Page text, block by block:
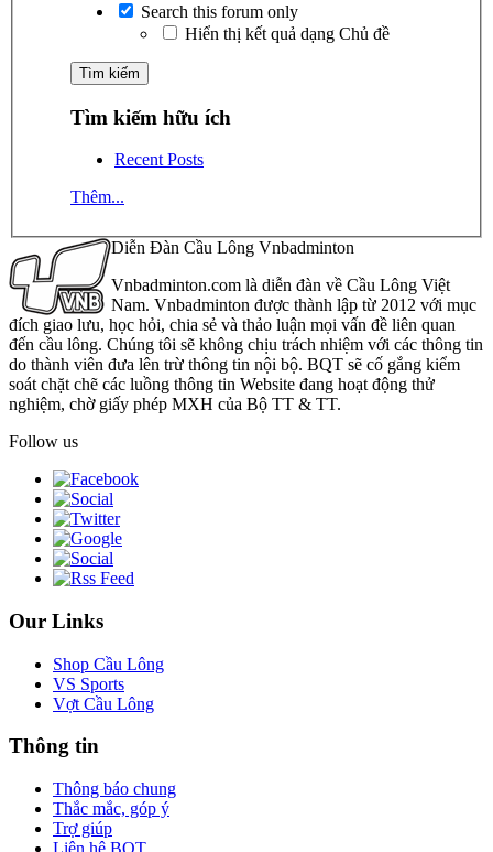
Search this forum only
Hiển thị kết quả dạng Chủ đề
Tìm kiếm hữu ích
Recent Posts
Thêm...
Diễn Đàn Cầu Lông Vnbadminton
Vnbadminton.com là diễn đàn về Cầu Lông Việt
Nam. Vnbadminton được thành lập từ 2012 với mục
đích giao lưu, học hỏi, chia sẻ và thảo luận mọi vấn đề liên quan
đến cầu lông. Chúng tôi sẽ không chịu trách nhiệm với các thông tin
do thành viên đưa lên trừ thông tin nội bộ. BQT sẽ cố gắng kiểm
soát chặt chẽ các luồng thông tin Website đang hoạt động thử
nghiệm, chờ giấy phép MXH của Bộ TT & TT.
Follow us
Our Links
Shop Cầu Lông
VS Sports
Vợt Cầu Lông
Thông tin
Thông báo chung
Thắc mắc, góp ý
Trợ giúp
Liên hệ BQT